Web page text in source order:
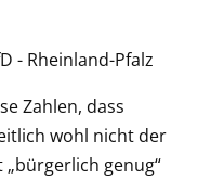
Zahlen, dass
wohl nicht der
genug“